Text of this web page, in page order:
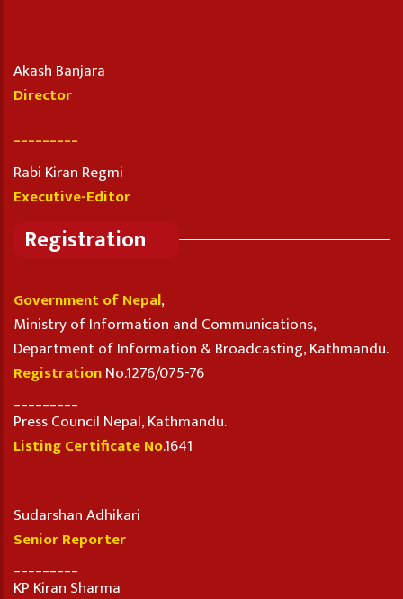
Akash Banjara
Director
_________
Rabi Kiran Regmi
Executive-Editor
Registration
Government of Nepal,
Ministry of Information and Communications,
Department of Information & Broadcasting, Kathmandu.
RegistrationNo.1276/075-76
Press Council Nepal, Kathmandu.
Listing Certificate No.1641
Sudarshan Adhikari
Senior Reporter
KP Kiran Sharma